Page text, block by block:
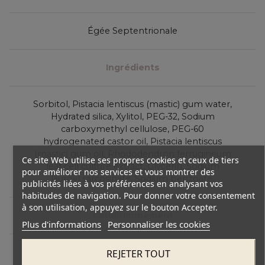
Égée Septentrionale
Ingrédients
Sorbitol, Pistacia lentiscus (mastic) gum water,
Hydrated silica, Xylitol, PEG-32, Sodium
carboxymethyl cellulose, PEG-60
hydrogenated castor oil, Pistacia lentiscus
leaf cell culture extract, Glycerin, Sodium
lauroyl sarcosinate, Sodium benzoate.
Conditionnement
Boîte en carton
Ce site Web utilise ses propres cookies et ceux de tiers
pour améliorer nos services et vous montrer des
publicités liées à vos préférences en analysant vos
habitudes de navigation. Pour donner votre consentement
à son utilisation, appuyez sur le bouton Accepter.
Plus d'informations Personnaliser les cookies
REJETER TOUT